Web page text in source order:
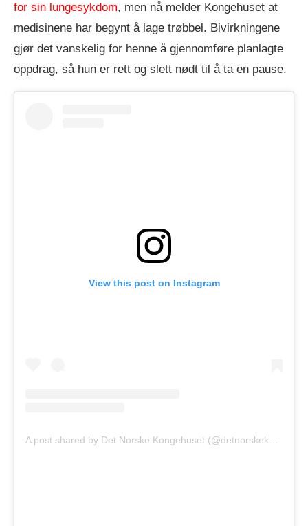
for sin lungesykdom, men nå melder Kongehuset at
medisinene har begynt å lage trøbbel. Bivirkningene
gjør det vanskelig for henne å gjennomføre planlagte
oppdrag, så hun er rett og slett nødt til å ta en pause.
View this post on Instagram